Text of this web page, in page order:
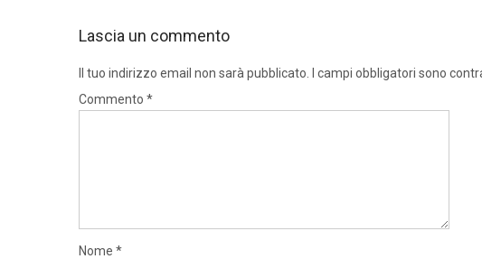
Lascia un commento
Il tuo indirizzo email non sarà pubblicato. I campi obbligatori sono
Commento *
Nome *